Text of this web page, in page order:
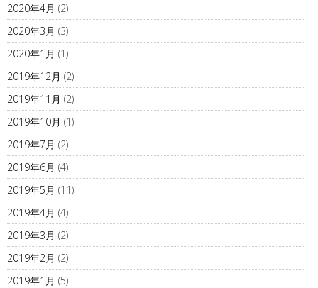
2020年4月 (2)
2020年3月 (3)
2020年1月 (1)
2019年12月 (2)
2019年11月 (2)
2019年10月 (1)
2019年7月 (2)
2019年6月 (4)
2019年5月 (11)
2019年4月 (4)
2019年3月 (2)
2019年2月 (2)
2019年1月 (5)